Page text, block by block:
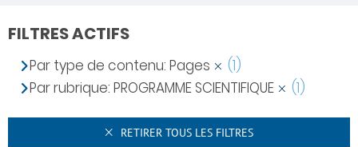
FILTRES ACTIFS
Par type de contenu: Pages
(1)
Par rubrique: PROGRAMME SCIENTIFIQUE
(1)
RETIRER TOUS LES FILTRES